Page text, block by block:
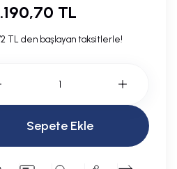
TL
TL den başlayan taksitlerle!
Sepete Ekle